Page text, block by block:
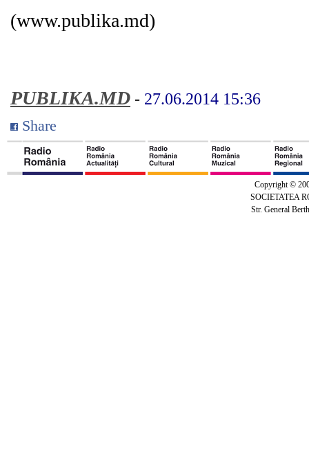
(www.publika.md)
PUBLIKA.MD - 27.06.2014 15:36
Share
Copyright ©
SOCIETATEA
Str. General